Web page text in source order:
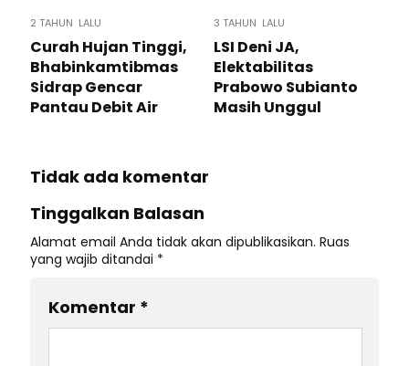
2 TAHUN LALU
Curah Hujan Tinggi,
Bhabinkamtibmas
Sidrap Gencar
Pantau Debit Air
3 TAHUN LALU
LSI Deni JA,
Elektabilitas
Prabowo Subianto
Masih Unggul
Tidak ada komentar
Tinggalkan Balasan
Alamat email Anda tidak akan dipublikasikan. Ruas
yang wajib ditandai *
Komentar *